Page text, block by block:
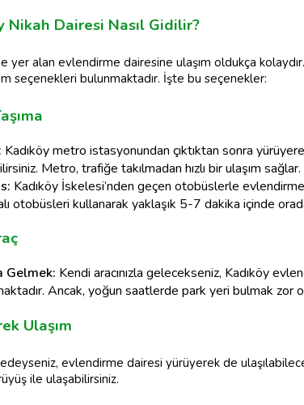
Nikah Dairesi Nasıl Gidilir?
yer alan evlendirme dairesine ulaşım oldukça
seçenekleri bulunmaktadır. İşte bu seçenekler:
Kadıköy metro istasyonundan çıktıktan sonra
Metro, trafiğe takılmadan hızlı bir ulaşım sağlar.
Kadıköy İskelesi’nden geçen otobüslerle
otobüsleri kullanarak yaklaşık 5-7 dakika içinde
Gelmek: Kendi aracınızla gelecekseniz, Kadıköy
Ancak, yoğun saatlerde park yeri bulmak zor
Ulaşım
evlendirme dairesi yürüyerek de
ile ulaşabilirsiniz.